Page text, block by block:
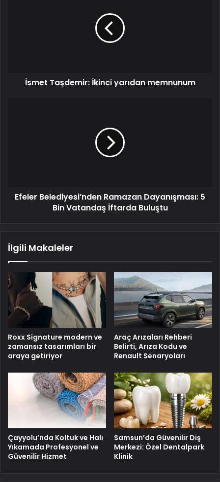
İsmet Taşdemir: İkinci yarıdan memnunum
Efeler Belediyesi’nden Ramazan Dayanışması: 5
Bin Vatandaş İftarda Buluştu
İlgili Makaleler
Roxx Signature modern ve
zamansız tasarımları bir
araya getiriyor
Araç Arızaları Rehberi
Belirti, Arıza Kodu ve
Renault Senaryoları
Çayyolu’nda Koltuk ve Halı
Yıkamada Profesyonel ve
Güvenilir Hizmet
Samsun’da Güvenilir Diş
Merkezi: Özel Dentalpark
Klinik